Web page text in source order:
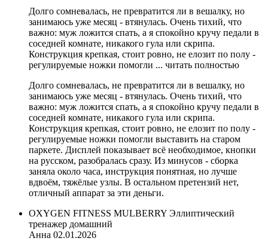
Долго сомневалась, не превратится ли в вешалку, но
занимаюсь уже месяц - втянулась. Очень тихий, что
важно: муж ложится спать, а я спокойно кручу педали в
соседней комнате, никакого гула или скрипа.
Конструкция крепкая, стоит ровно, не елозит по полу -
регулируемые ножки помогли ... читать полностью
Долго сомневалась, не превратится ли в вешалку, но
занимаюсь уже месяц - втянулась. Очень тихий, что
важно: муж ложится спать, а я спокойно кручу педали в
соседней комнате, никакого гула или скрипа.
Конструкция крепкая, стоит ровно, не елозит по полу -
регулируемые ножки помогли выставить на старом
паркете. Дисплей показывает всё необходимое, кнопки
на русском, разобралась сразу. Из минусов - сборка
заняла около часа, инструкция понятная, но лучше
вдвоём, тяжёлые узлы. В остальном претензий нет,
отличный аппарат за эти деньги.
OXYGEN FITNESS MULBERRY Эллиптический
тренажер домашний
Анна 02.01.2026